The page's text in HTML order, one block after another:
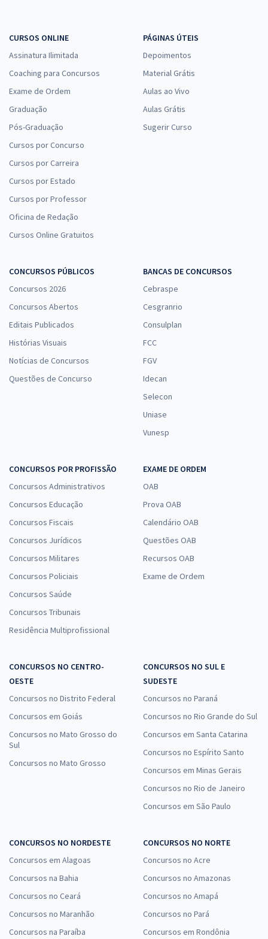
CURSOS ONLINE
Assinatura Ilimitada
Coaching para Concursos
Exame de Ordem
Graduação
Pós-Graduação
Cursos por Concurso
Cursos por Carreira
Cursos por Estado
Cursos por Professor
Oficina de Redação
Cursos Online Gratuitos
PÁGINAS ÚTEIS
Depoimentos
Material Grátis
Aulas ao Vivo
Aulas Grátis
Sugerir Curso
CONCURSOS PÚBLICOS
Concursos 2026
Concursos Abertos
Editais Publicados
Histórias Visuais
Notícias de Concursos
Questões de Concurso
BANCAS DE CONCURSOS
Cebraspe
Cesgranrio
Consulplan
FCC
FGV
Idecan
Selecon
Uniase
Vunesp
CONCURSOS POR PROFISSÃO
Concursos Administrativos
Concursos Educação
Concursos Fiscais
Concursos Jurídicos
Concursos Militares
Concursos Policiais
Concursos Saúde
Concursos Tribunais
Residência Multiprofissional
EXAME DE ORDEM
OAB
Prova OAB
Calendário OAB
Questões OAB
Recursos OAB
Exame de Ordem
CONCURSOS NO CENTRO-
OESTE
Concursos no Distrito Federal
Concursos em Goiás
Concursos no Mato Grosso do
Sul
Concursos no Mato Grosso
CONCURSOS NO SUL E
SUDESTE
Concursos no Paraná
Concursos no Rio Grande do Sul
Concursos em Santa Catarina
Concursos no Espírito Santo
Concursos em Minas Gerais
Concursos no Rio de Janeiro
Concursos em São Paulo
CONCURSOS NO NORDESTE
Concursos em Alagoas
Concursos na Bahia
Concursos no Ceará
Concursos no Maranhão
Concursos na Paraíba
CONCURSOS NO NORTE
Concursos no Acre
Concursos no Amazonas
Concursos no Amapá
Concursos no Pará
Concursos em Rondônia